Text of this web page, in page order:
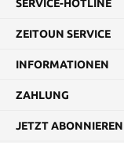
SERVICE-HOTLINE
ZEITOUN SERVICE
INFORMATIONEN
ZAHLUNG
JETZT ABONNIEREN